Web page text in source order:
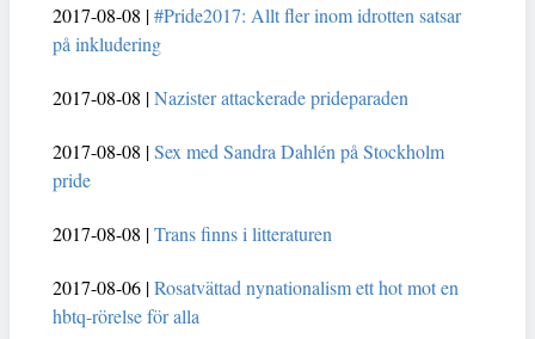
2017-08-08 |#Pride2017: Allt fler inom idrotten satsar
på inkludering
2017-08-08 |Nazister attackerade prideparaden
2017-08-08 |Sex med Sandra Dahlén på Stockholm
pride
2017-08-08 |Trans finns i litteraturen
2017-08-06 |Rosatvättad nynationalism ett hot mot en
hbtq-rörelse för alla